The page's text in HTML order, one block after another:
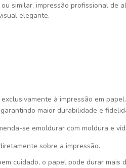
ou similar, impressão profissional de
elegante.
à impressão em
maior durabilidade e
se emoldurar com moldura e
sobre a impressão.
cuidado, o papel pode durar mais